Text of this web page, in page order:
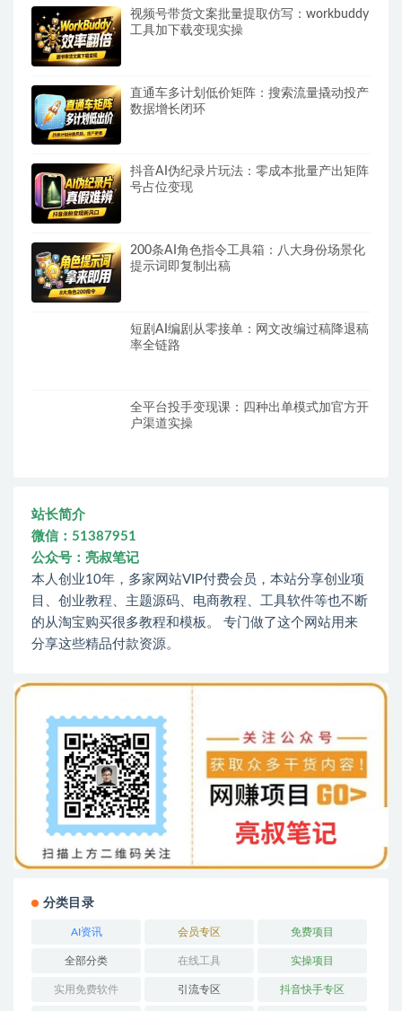
视频号带货文案批量提取仿写：workbuddy
工具加下载变现实操
直通车多计划低价矩阵：搜索流量撬动投产
数据增长闭环
抖音AI伪纪录片玩法：零成本批量产出矩阵
号占位变现
200条AI角色指令工具箱：八大身份场景化
提示词即复制出稿
短剧AI编剧从零接单：网文改编过稿降退稿
率全链路
全平台投手变现课：四种出单模式加官方开
户渠道实操
站长简介
微信：51387951
公众号：亮叔笔记
本人创业10年，多家网站VIP付费会员，本站分享创业项
目、创业教程、主题源码、电商教程、工具软件等也不断
的从淘宝购买很多教程和模板。 专门做了这个网站用来
分享这些精品付款资源。
分类目录
AI资讯 会员专区 免费项目
全部分类 在线工具 实操项目
实用免费软件 引流专区 抖音快手专区